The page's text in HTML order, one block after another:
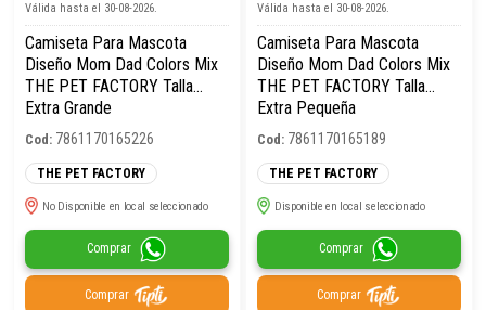
Válida hasta el 30-08-2026.
Camiseta Para Mascota
Diseño Mom Dad Colors Mix
THE PET FACTORY Talla
Extra Grande
Cod: 7861170165226
THE PET FACTORY
No Disponible en local seleccionado
Comprar
Comprar
Válida hasta el 30-08-2026.
Camiseta Para Mascota
Diseño Mom Dad Colors Mix
THE PET FACTORY Talla
Extra Pequeña
Cod: 7861170165189
THE PET FACTORY
Disponible en local seleccionado
Comprar
Comprar